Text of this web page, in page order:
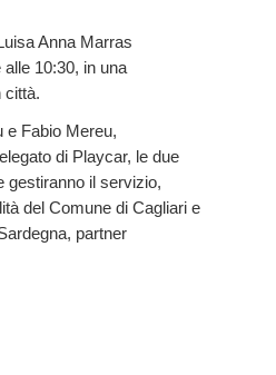
Anna Marras
10:30, in una
città.
e Fabio Mereu,
di Playcar, le due
gestiranno il servizio,
del Comune di Cagliari e
partner